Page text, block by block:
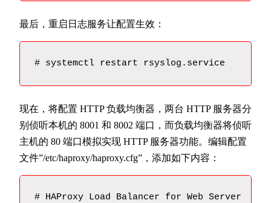
最后，重启日志服务让配置生效：
# systemctl restart rsyslog.service
现在，将配置 HTTP 负载均衡器，两台 HTTP 服务器分
别侦听本机的 8001 和 8002 端口，而负载均衡器将侦听
主机的 80 端口模拟实现 HTTP 服务器功能。编辑配置
文件”/etc/haproxy/haproxy.cfg”，添加如下内容：
# HAProxy Load Balancer for Web Server